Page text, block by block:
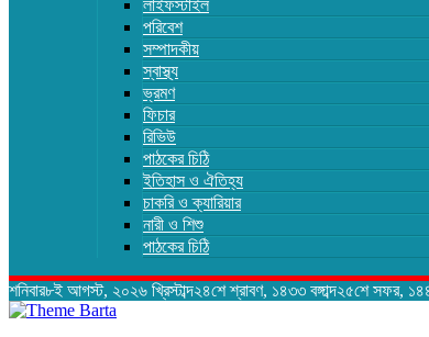
লাইফস্টাইল
পরিবেশ
সম্পাদকীয়
স্বাস্থ্য
ভ্রমণ
ফিচার
রিভিউ
পাঠকের চিঠি
ইতিহাস ও ঐতিহ্য
চাকরি ও ক্যারিয়ার
নারী ও শিশু
পাঠকের চিঠি
শনিবার৮ই আগস্ট, ২০২৬ খ্রিস্টাব্দ২৪শে শ্রাবণ, ১৪৩৩ বঙ্গাব্দ২৫শে সফর,